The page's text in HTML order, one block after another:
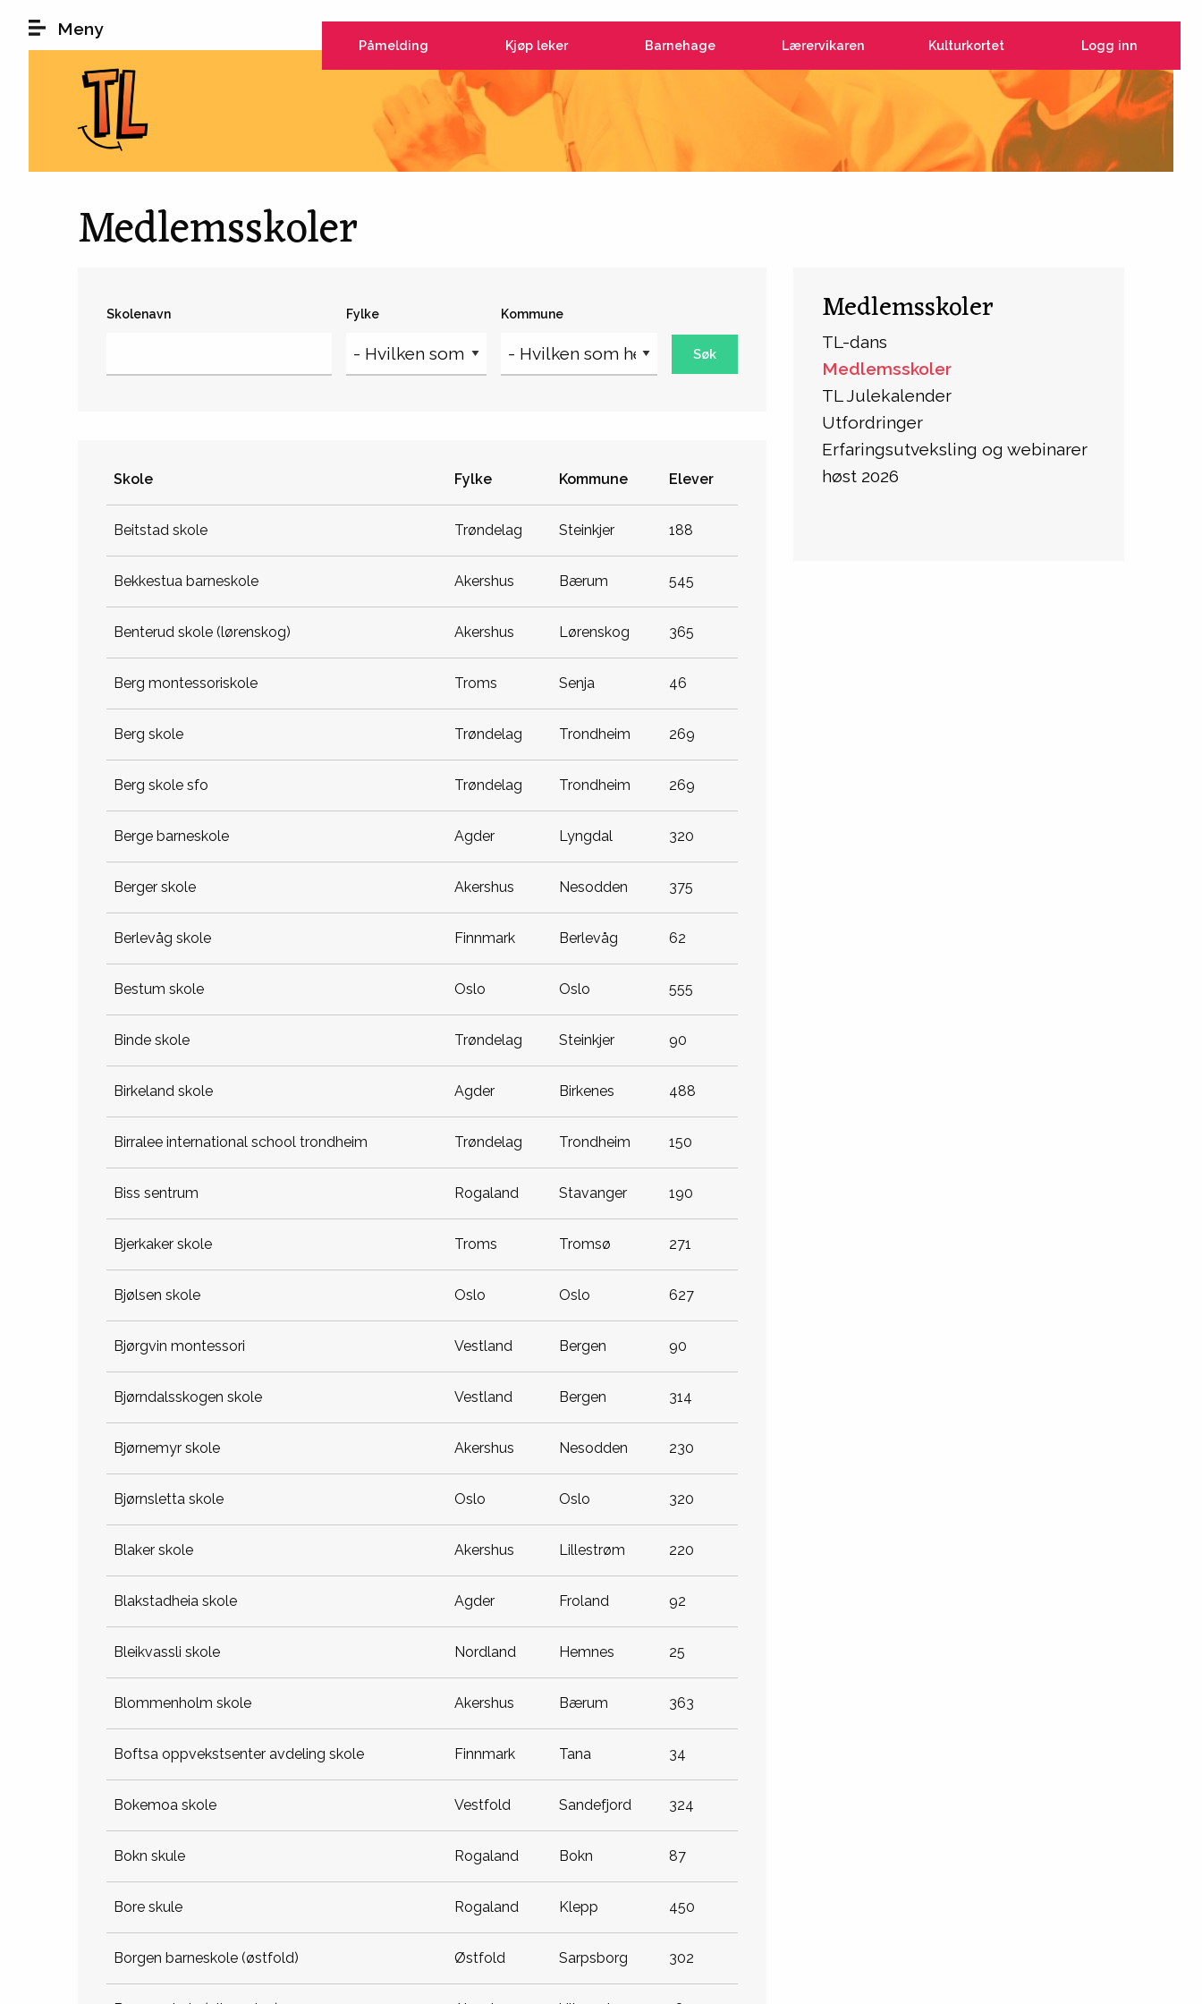
Meny
Påmelding Kjøp leker Barnehage Lærervikaren Kulturkortet Logg inn
Medlemsskoler
Skolenavn Fylke Kommune
Skole Fylke Kommune Elever
beitstad skole trøndelag steinkjer 188
bekkestua barneskole akershus bærum 545
benterud skole (lørenskog) akershus lørenskog 365
berg montessoriskole troms senja 46
berg skole trøndelag trondheim 269
berg skole sfo trøndelag trondheim 269
berge barneskole agder lyngdal 320
berger skole akershus nesodden 375
berlevåg skole finnmark berlevåg 62
bestum skole oslo oslo 555
binde skole trøndelag steinkjer 90
birkeland skole agder birkenes 488
birralee international school trondheim trøndelag trondheim 150
biss sentrum rogaland stavanger 190
bjerkaker skole troms tromsø 271
bjølsen skole oslo oslo 627
bjørgvin montessori vestland bergen 90
bjørndalsskogen skole vestland bergen 314
bjørnemyr skole akershus nesodden 230
bjørnsletta skole oslo oslo 320
blaker skole akershus lillestrøm 220
blakstadheia skole agder froland 92
bleikvassli skole nordland hemnes 25
blommenholm skole akershus bærum 363
boftsa oppvekstsenter avdeling skole finnmark tana 34
bokemoa skole vestfold sandefjord 324
bokn skule rogaland bokn 87
bore skule rogaland klepp 450
borgen barneskole (østfold) østfold sarpsborg 302
Medlemsskoler
TL-dans
Medlemsskoler
TL Julekalender
Utfordringer
Erfaringsutveksling og webinarer
høst 2026